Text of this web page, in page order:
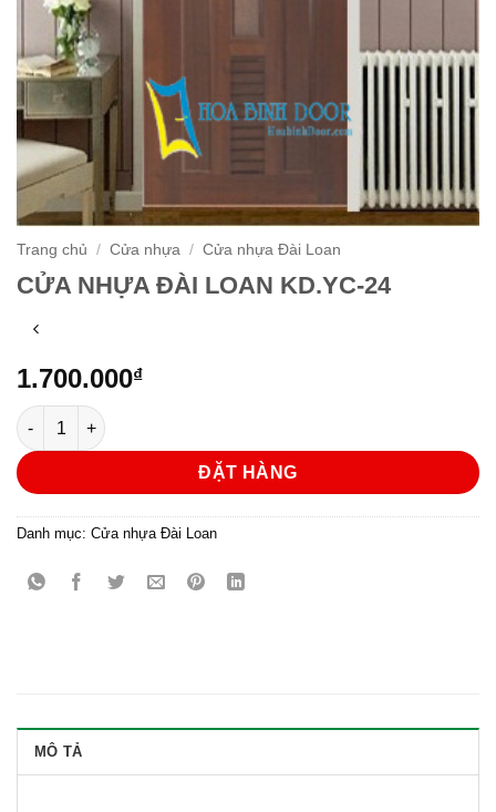
Trang chủ / Cửa nhựa / Cửa nhựa Đài Loan
CỬA NHỰA ĐÀI LOAN KD.YC-24
1.700.000₫
CỬA NHỰA ĐÀI LOAN KD.YC-24 số lượng
ĐẶT HÀNG
Danh mục: Cửa nhựa Đài Loan
MÔ TẢ